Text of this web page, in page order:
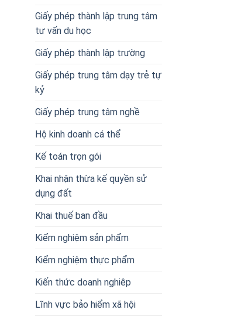
Giấy phép thành lập trung tâm
tư vấn du học
Giấy phép thành lập trường
Giấy phép trung tâm dạy trẻ tự
kỷ
Giấy phép trung tâm nghề
Hộ kinh doanh cá thể
Kế toán trọn gói
Khai nhận thừa kế quyền sử
dụng đất
Khai thuế ban đầu
Kiểm nghiệm sản phẩm
Kiểm nghiệm thực phẩm
Kiến thức doanh nghiêp
Lĩnh vực bảo hiểm xã hội